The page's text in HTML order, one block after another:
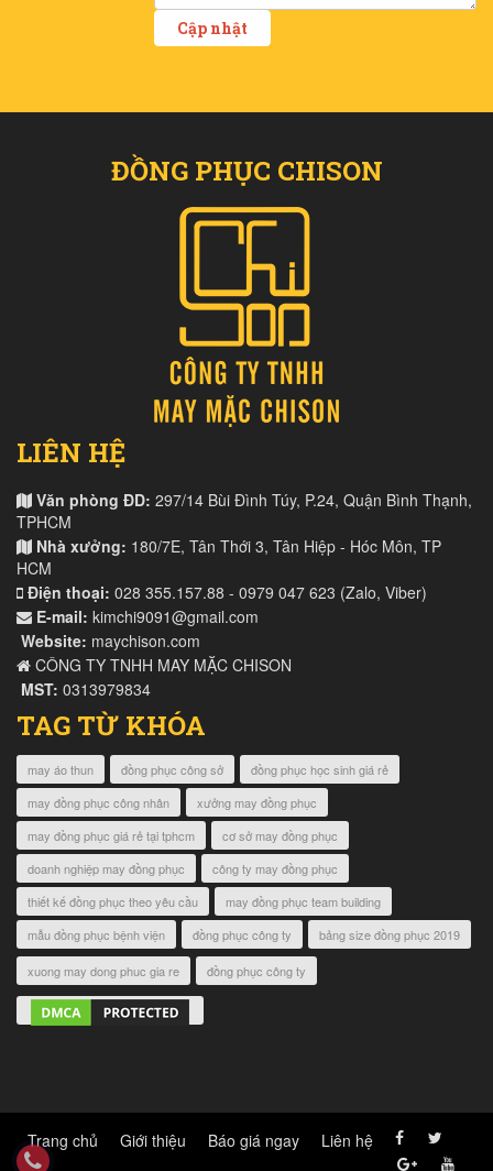
ĐỒNG PHỤC CHISON
LIÊN HỆ
Văn phòng ĐD: 297/14 Bùi Đình Túy, P.24, Quận Bình Thạnh,
TPHCM
Nhà xưởng: 180/7E, Tân Thới 3, Tân Hiệp - Hóc Môn, TP
HCM
Điện thoại: 028 355.157.88 - 0979 047 623 (Zalo, Viber)
E-mail: kimchi9091@gmail.com
Website: maychison.com
CÔNG TY TNHH MAY MẶC CHISON
MST: 0313979834
TAG TỪ KHÓA
may áo thun đồng phục công sở
đồng phục học sinh giá rẻ
may đồng phục công nhân
xưởng may đồng phục
may đồng phục giá rẻ tại tphcm
cơ sở may đồng phục
doanh nghiệp may đồng phục
công ty may đồng phục
thiết kế đồng phục theo yêu cầu
may đồng phục team building
mẫu đồng phục bệnh viện
đồng phục công ty bảng size đồng phục 2019
xuong may dong phuc gia re đồng phục công ty
Trang chủ Giới thiệu Báo giá ngay Liên hệ